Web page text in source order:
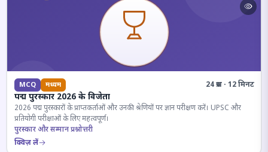
MCQ मध्यम 24 प्रश्न · 12 मिनट
पद्म पुरस्कार 2026 के विजेता
2026 पद्म पुरस्कारों के प्राप्तकर्ताओं और उनकी श्रेणियों पर ज्ञान परीक्षण करें। UPSC और
प्रतियोगी परीक्षाओं के लिए महत्वपूर्ण।
पुरस्कार और सम्मान प्रश्नोत्तरी
क्विज़ लें